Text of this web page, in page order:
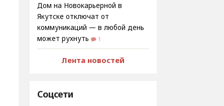
Дом на Новокарьерной в
Якутске отключат от
коммуникаций — в любой день
может рухнуть
1
Лента новостей
Соцсети